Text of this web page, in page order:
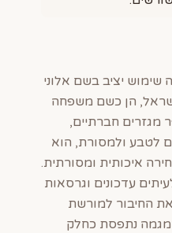
שימוש יציב בשם אלוני
הן כשם משפחה
מגזרים חברתיים,
לטבע ולמסורת, הוא
איכותית ומסורתית.
עדכונים וגרסאות
החיבור למורשת
נתפסת כחלק